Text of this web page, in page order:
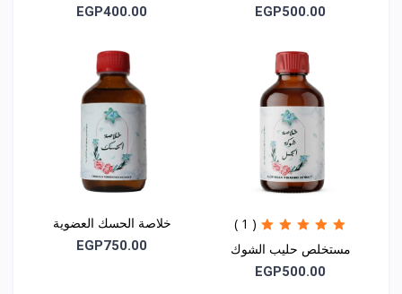
EGP500.00
EGP400.00
( 1 )
مستخلص حليب الشوك
(شوك الجمل)
EGP500.00
خلاصة الحسك العضوية
EGP750.00